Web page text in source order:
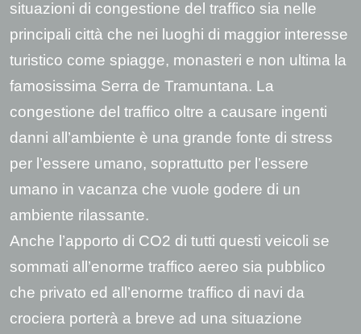
situazioni di congestione del traffico sia nelle
principali città che nei luoghi di maggior interesse
turistico come spiagge, monasteri e non ultima la
famosissima Serra de Tramuntana. La
congestione del traffico oltre a causare ingenti
danni all’ambiente è una grande fonte di stress
per l’essere umano, soprattutto per l’essere
umano in vacanza che vuole godere di un
ambiente rilassante.
Anche l’apporto di CO2 di tutti questi veicoli se
sommati all’enorme traffico aereo sia pubblico
che privato ed all’enorme traffico di navi da
crociera porterà a breve ad una situazione